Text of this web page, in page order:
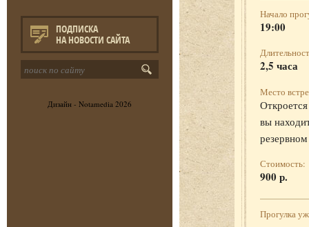
ПОДПИСКА
НА НОВОСТИ САЙТА
Дизайн - Notamedia 2026
Начало
19:00
2,5 часа
Место
вы
Стоимость:
900 р.
Прогулка